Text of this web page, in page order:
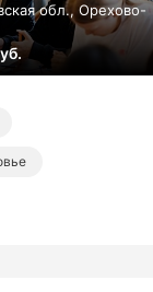
обл., Орехово-